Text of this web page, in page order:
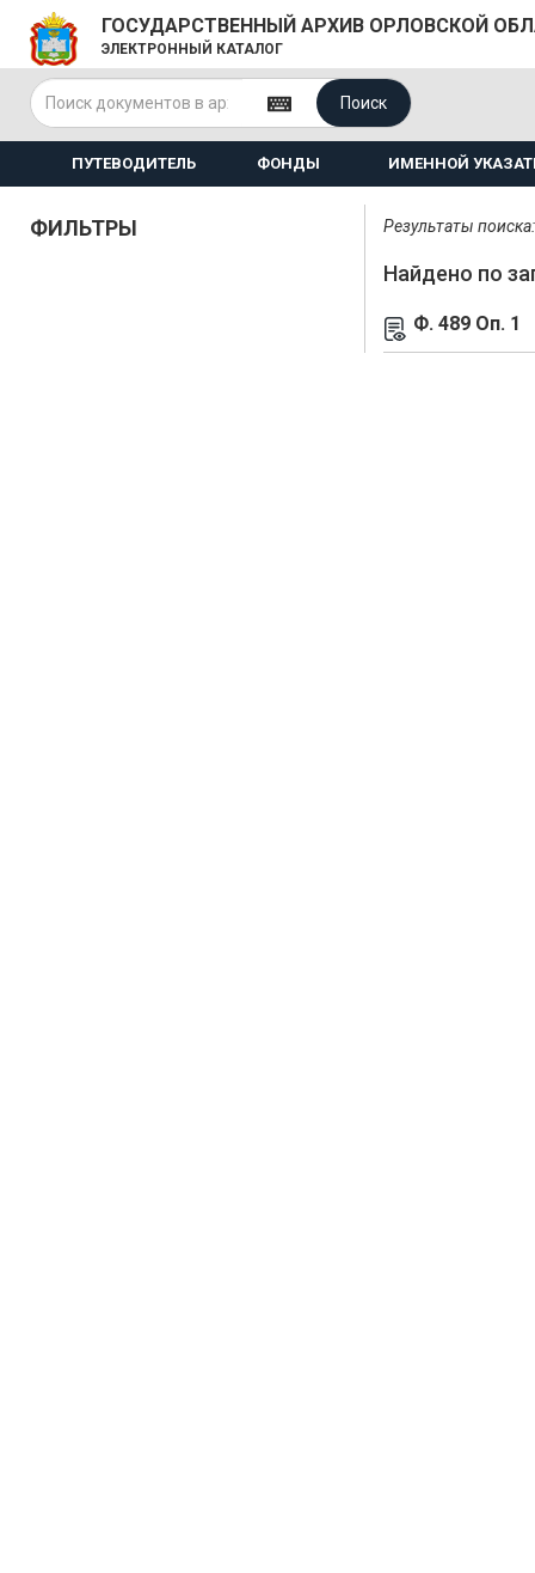
ГОСУДАРСТВЕННЫЙ АРХИВ ОРЛОВСКОЙ
ЭЛЕКТРОННЫЙ КАТАЛОГ
Поиск
ПУТЕВОДИТЕЛЬ ФОНДЫ ИМЕННОЙ
ФИЛЬТРЫ Результаты
Найдено по
Ф. 489 Оп. 1